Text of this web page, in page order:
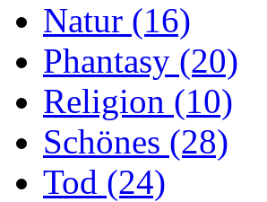
Natur (16)
Phantasy (20)
Religion (10)
Schönes (28)
Tod (24)